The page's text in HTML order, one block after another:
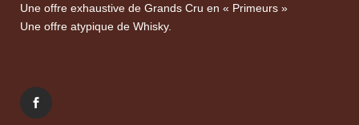
Une offre exhaustive de Grands Cru en « Primeurs »
Une offre atypique de Whisky.